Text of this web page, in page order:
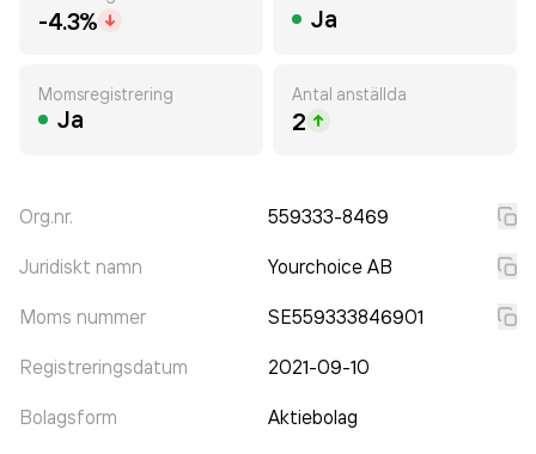
-4.3% Ja
Momsregistrering
Ja
Antal anställda
2
Org.nr. 559333-8469
Juridiskt namn Yourchoice AB
Moms nummer SE559333846901
Registreringsdatum 2021-09-10
Bolagsform Aktiebolag